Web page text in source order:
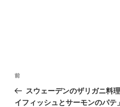
投
ナ
前
の
投
前
スウェーデンのザリガニ料
イフィッシュとサーモンのパテ」